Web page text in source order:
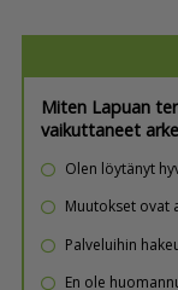
Miten Lapuan
vaikuttaneet
Olen löytänyt
Muutokset ovat
Palveluihin
En ole